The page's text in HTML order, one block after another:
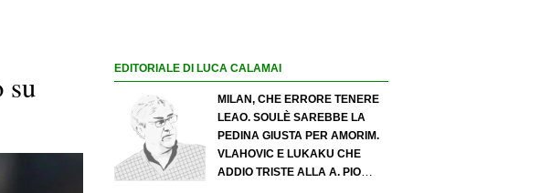
su
EDITORIALE DI LUCA CALAMAI
MILAN, CHE ERRORE TENERE
LEAO. SOULÈ SAREBBE LA
PEDINA GIUSTA PER AMORIM.
VLAHOVIC E LUKAKU CHE
ADDIO TRISTE ALLA A. PIO